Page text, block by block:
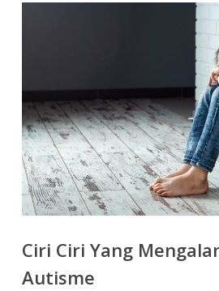
Ciri Ciri Yang
Autisme